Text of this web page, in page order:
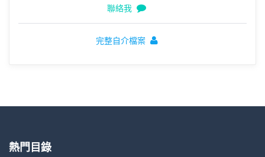
聯絡我
完整自介檔案
熱門目錄